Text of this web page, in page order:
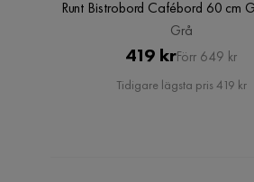
Runt Bistrobord Cafébord 60 cm
Grå
Pris
419 krOriginal
Pris
Förr 649 kr
Tidigare lägsta pris 419 kr